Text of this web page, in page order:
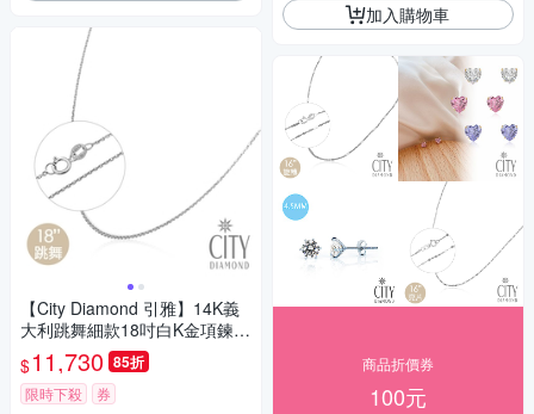
【City Diamond 引雅】14K義
大利跳舞細款18吋白K金項鍊
(浮光流影系列)
$11,730 85折
限時下殺 券
加入購物車
商品折價券
100元